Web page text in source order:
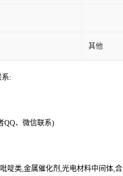
其他
系:
QQ、微信联系)
啶类,金属催化剂,光电材料中间体,